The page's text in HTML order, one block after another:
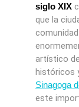
siglo XIX
que la
artístico
históricos
Sinagoga
este